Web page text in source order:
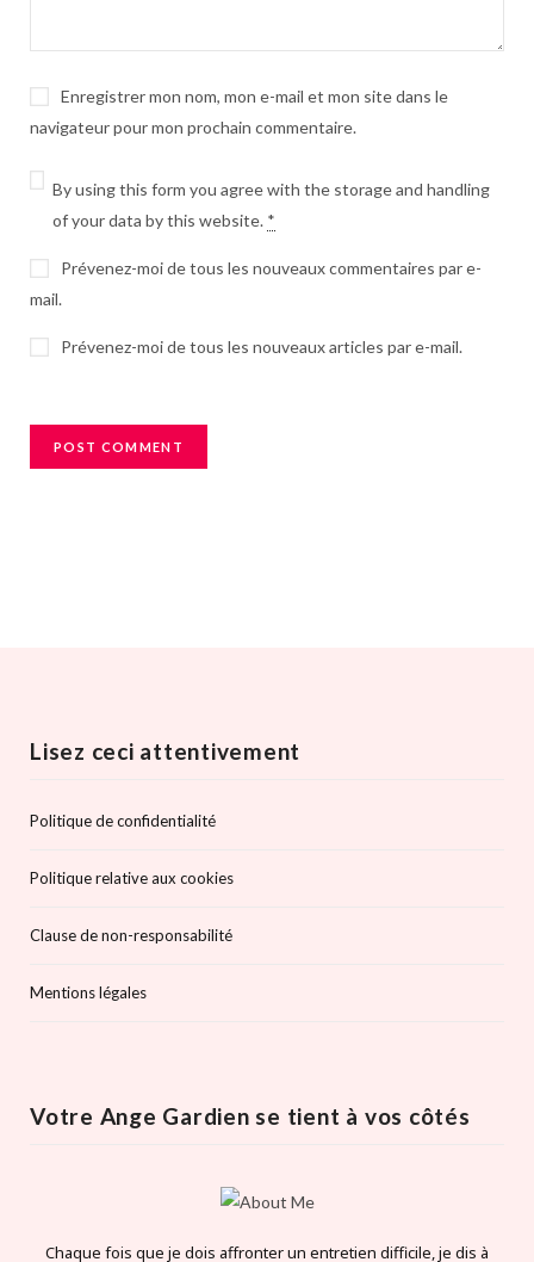
Enregistrer mon nom, mon e-mail et mon site dans le
navigateur pour mon prochain commentaire.
By using this form you agree with the storage and handling
of your data by this website. *
Prévenez-moi de tous les nouveaux commentaires par e-
mail.
Prévenez-moi de tous les nouveaux articles par e-mail.
Lisez ceci attentivement
Politique de confidentialité
Politique relative aux cookies
Clause de non-responsabilité
Mentions légales
Votre Ange Gardien se tient à vos côtés
Chaque fois que je dois affronter un entretien difficile, je dis à